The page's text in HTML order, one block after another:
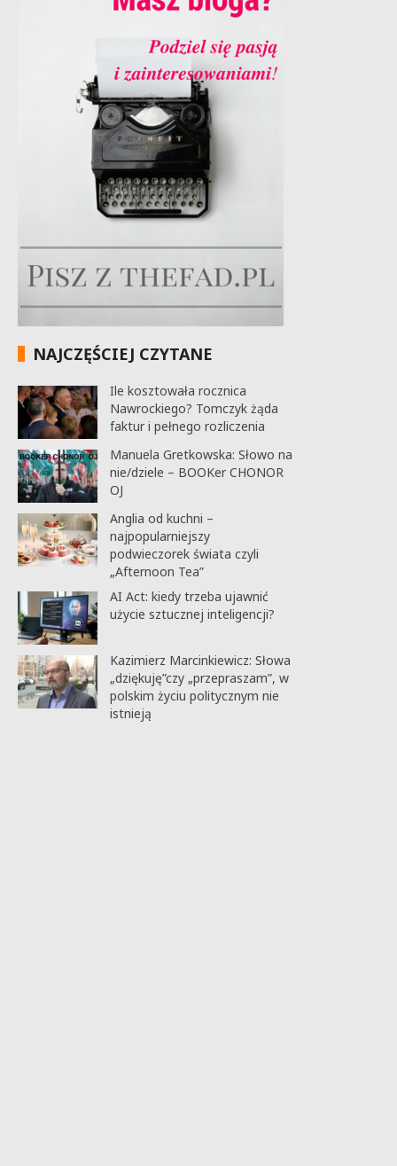
NAJCZĘŚCIEJ CZYTANE
Ile kosztowała rocznica
Nawrockiego? Tomczyk żąda
faktur i pełnego rozliczenia
Manuela Gretkowska: Słowo na
nie/dziele – BOOKer CHONOR
OJ
Anglia od kuchni –
najpopularniejszy
podwieczorek świata czyli
„Afternoon Tea”
AI Act: kiedy trzeba ujawnić
użycie sztucznej inteligencji?
Kazimierz Marcinkiewicz: Słowa
„dziękuję”czy „przepraszam”, w
polskim życiu politycznym nie
istnieją